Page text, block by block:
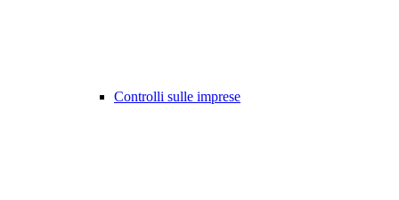
Controlli sulle imprese